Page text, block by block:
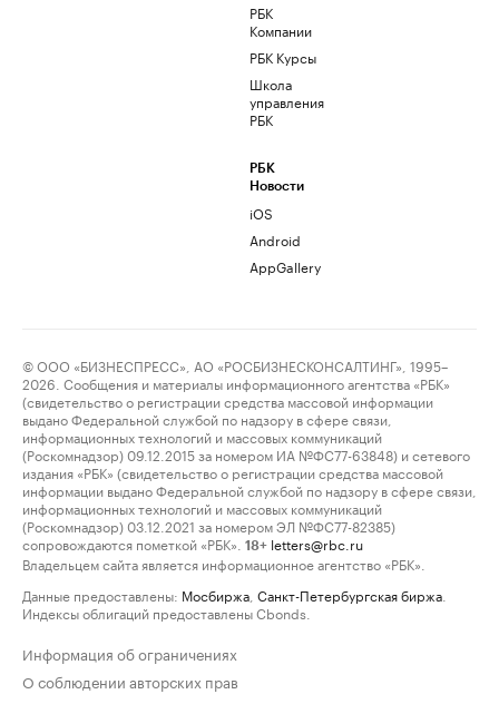
РБК
Компании
РБК Курсы
Школа
управления
РБК
РБК
Новости
iOS
Android
AppGallery
© ООО «БИЗНЕСПРЕСС», АО «РОСБИЗНЕСКОНСАЛТИНГ», 1995–
2026. Сообщения и материалы информационного агентства «РБК»
(свидетельство о регистрации средства массовой информации
выдано Федеральной службой по надзору в сфере связи,
информационных технологий и массовых коммуникаций
(Роскомнадзор) 09.12.2015 за номером ИА №ФС77-63848) и сетевого
издания «РБК» (свидетельство о регистрации средства массовой
информации выдано Федеральной службой по надзору в сфере связи,
информационных технологий и массовых коммуникаций
(Роскомнадзор) 03.12.2021 за номером ЭЛ №ФС77-82385)
сопровождаются пометкой «РБК».
18+ letters@rbc.ru
Владельцем сайта является информационное агентство «РБК».
Данные предоставлены: Мосбиржа Санкт-Петербургская биржа
Индексы облигаций предоставлены Cbonds.
Информация об ограничениях
О соблюдении авторских прав